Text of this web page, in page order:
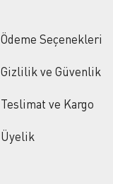
Ödeme Seçenekleri
Gizlilik ve Güvenlik
Teslimat ve Kargo
Üyelik